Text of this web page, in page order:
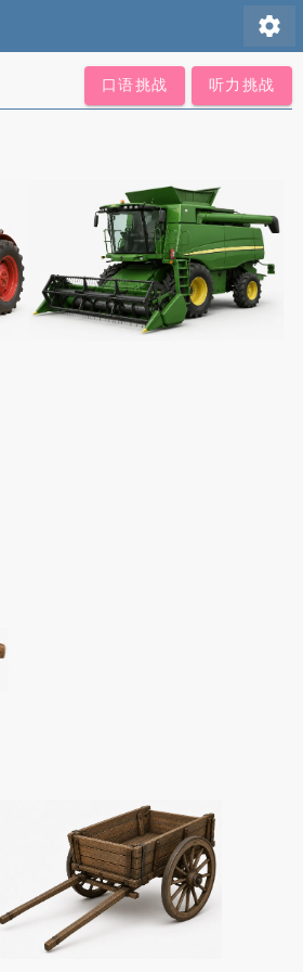
settings
口语挑战 听力挑战